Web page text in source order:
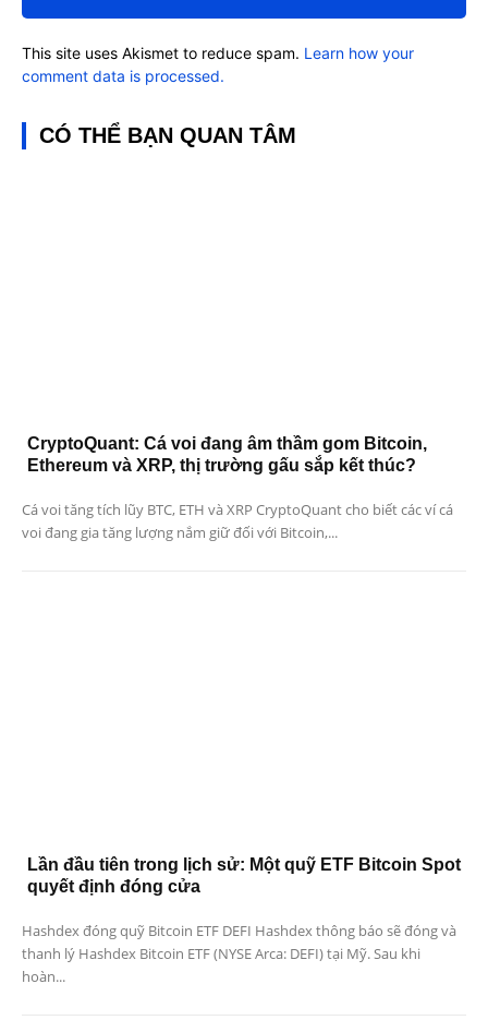
This site uses Akismet to reduce spam. Learn how your
comment data is processed.
CÓ THỂ BẠN QUAN TÂM
CryptoQuant: Cá voi đang âm thầm gom Bitcoin,
Ethereum và XRP, thị trường gấu sắp kết thúc?
Cá voi tăng tích lũy BTC, ETH và XRP CryptoQuant cho biết các ví cá
voi đang gia tăng lượng nắm giữ đối với Bitcoin,...
Lần đầu tiên trong lịch sử: Một quỹ ETF Bitcoin Spot
quyết định đóng cửa
Hashdex đóng quỹ Bitcoin ETF DEFI Hashdex thông báo sẽ đóng và
thanh lý Hashdex Bitcoin ETF (NYSE Arca: DEFI) tại Mỹ. Sau khi
hoàn...